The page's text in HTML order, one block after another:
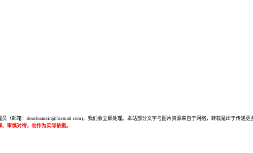
邮箱：douchuanxin@foxmail.com)，我们会立即处理。本站部分文字与图片资源来自于网络，转载是出于传递
审慎对待，勿作为实际依据。